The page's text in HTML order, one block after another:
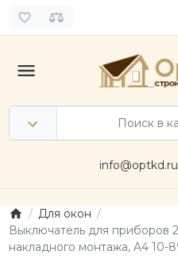
info@optkd.ru
Для окон
Выключатель для приборов
накладного монтажа, A4 10-